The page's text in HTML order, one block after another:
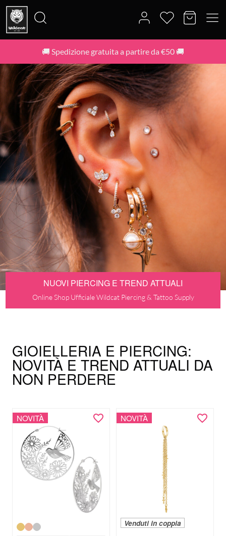
🚚 Spedizione gratuita a partire da €50 🚚
NUOVI PIERCING E TREND ATTUALI
Online Shop Ufficiale Wildcat Piercing & Tattoo Supply
GIOIELLERIA E PIERCING:
NOVITÀ E TREND ATTUALI DA
NON PERDERE
NOVITÀ NOVITÀ
Venduti in coppia